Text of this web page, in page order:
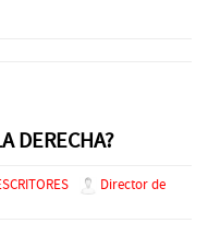
DERECHA?
Director de